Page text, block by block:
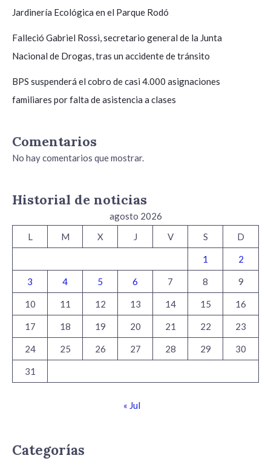
Jardinería Ecológica en el Parque Rodó
Falleció Gabriel Rossi, secretario general de la Junta
Nacional de Drogas, tras un accidente de tránsito
BPS suspenderá el cobro de casi 4.000 asignaciones
familiares por falta de asistencia a clases
Comentarios
No hay comentarios que mostrar.
Historial de noticias
agosto 2026
L
M X J V S D
1 2
3 4 5 6 7 8 9
10 11 12 13 14 15 16
17 18 19 20 21 22 23
24 25 26 27 28 29 30
31
« Jul
Categorías